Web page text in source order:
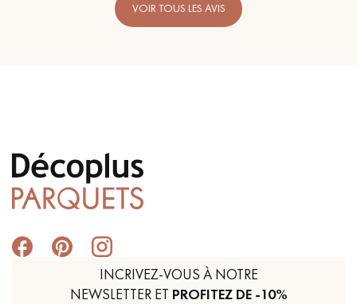
VOIR TOUS LES AVIS
INCRIVEZ-VOUS À NOTRE
NEWSLETTER ET PROFITEZ DE -10%